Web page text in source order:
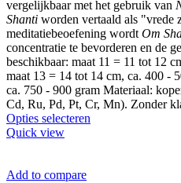
vergelijkbaar met het gebruik van
Shanti worden vertaald als "vrede
meditatiebeoefening wordtOm
concentratie te bevorderen en de
beschikbaar: maat 11 = 11 tot 12
maat 13 = 14 tot 14 cm, ca. 400 -
ca. 750 - 900 gram Materiaal:
Cd, Ru, Pd, Pt, Cr, Mn). Zonder
Opties selecteren
Quick view
Add to compare